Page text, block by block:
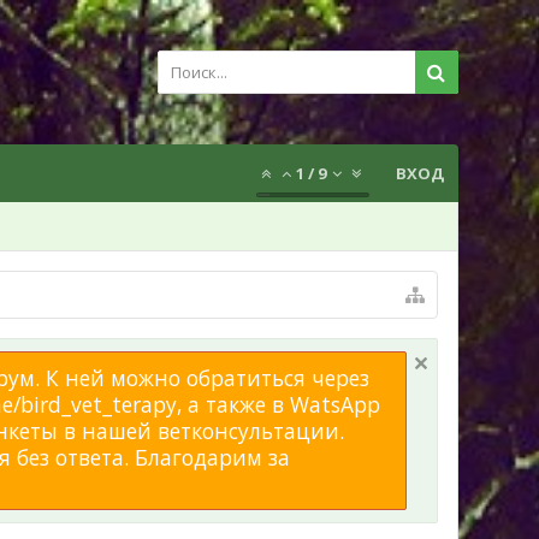
1 / 9 ВХОД
К ней можно обратиться через
bird_vet_terapy, а также в WatsApp
в нашей ветконсультации.
ответа. Благодарим за